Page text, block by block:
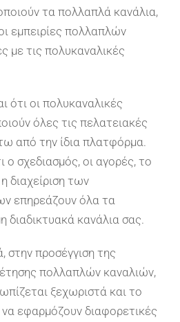
τα πολλαπλά κανάλια,
εμπειρίες πολλαπλών
με τις πολυκαναλικές
ότι οι πολυκαναλικές
όλες τις πελατειακές
από την ίδια πλατφόρμα.
ο σχεδιασμός, οι αγορές, το
διαχείριση των
επηρεάζουν όλα τα
διαδικτυακά κανάλια σας.
στην προσέγγιση της
πολλαπλών καναλιών,
ξεχωριστά και το
να εφαρμόζουν διαφορετικές